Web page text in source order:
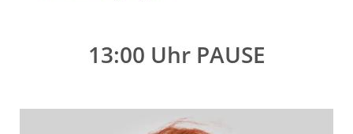
13:00 Uhr PAUSE